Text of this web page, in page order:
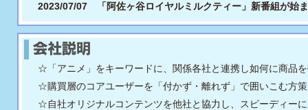
2023/07/07 「阿佐ヶ谷ロイヤルミルクティー」新番組が始
新番組のサイトはこちらからもご覧いただけます、７月７
☆「アニメ」をキーワードに、関係各社と連携し如何に商品
☆購買層のコアユーザーを「付かず・離れず」で囲いこむ方
☆自社オリジナルコンテンツを他社と協力し、スピーディー